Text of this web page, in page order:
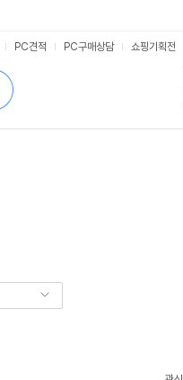
PC견적 PC구매상담 쇼핑기획전